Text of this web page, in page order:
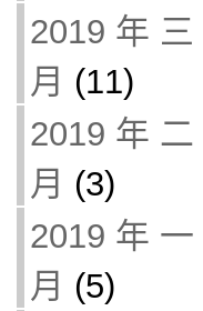
2019 年 三
月 (11)
2019 年 二
月 (3)
2019 年 一
月 (5)